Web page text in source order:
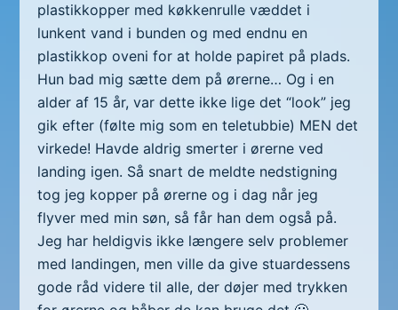
plastikkopper med køkkenrulle væddet i
lunkent vand i bunden og med endnu en
plastikkop oveni for at holde papiret på plads.
Hun bad mig sætte dem på ørerne… Og i en
alder af 15 år, var dette ikke lige det “look” jeg
gik efter (følte mig som en teletubbie) MEN det
virkede! Havde aldrig smerter i ørerne ved
landing igen. Så snart de meldte nedstigning
tog jeg kopper på ørerne og i dag når jeg
flyver med min søn, så får han dem også på.
Jeg har heldigvis ikke længere selv problemer
med landingen, men ville da give stuardessens
gode råd videre til alle, der døjer med trykken